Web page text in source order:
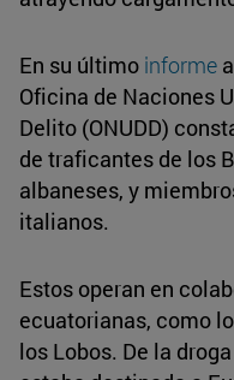
En su último informe
Oficina de Naciones
Delito (ONUDD)
de traficantes de los
albaneses, y
italianos.
Estos operan en
ecuatorianas, como
los Lobos. De la